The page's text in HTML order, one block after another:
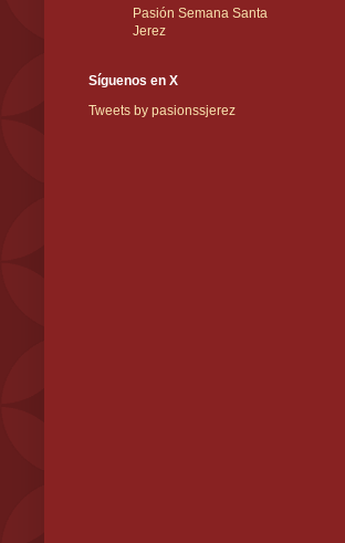
Pasión Semana Santa
Jerez
Síguenos en X
Tweets by pasionssjerez